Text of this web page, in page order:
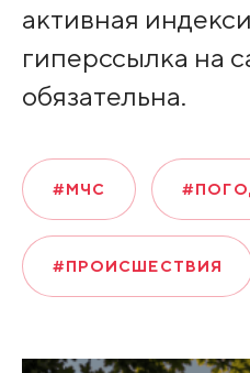
активная
гиперссылка на
обязательна.
#МЧС
#ПРОИСШЕСТВИЯ